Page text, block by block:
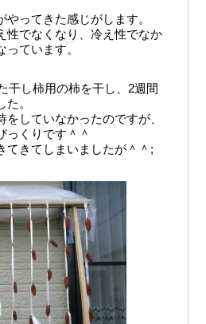
ってきた感じがします。
性でなくなり、冷え性でなか
ています。
干し柿用の柿を干し、2週間
。
していなかったのですが、
っくりです＾＾
てきてしまいましたが＾＾;